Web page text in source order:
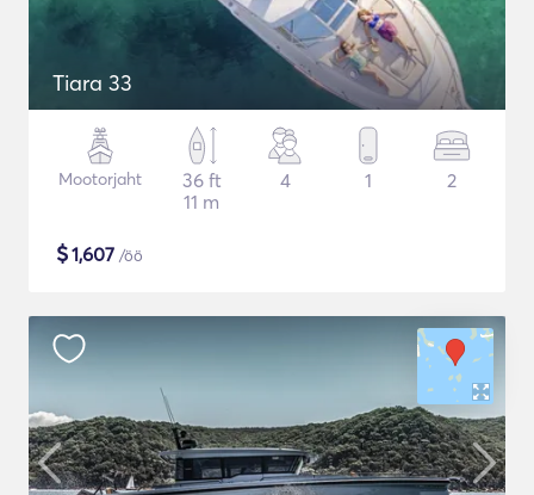
Tiara 33
Mootorjaht
36 ft
11 m
4 1 2
$1,607 /öö